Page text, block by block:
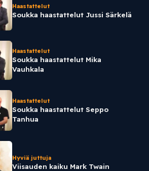
Haastattelut
Soukka haastattelut Jussi Särkelä
Haastattelut
Soukka haastattelut Mika
Vauhkala
Haastattelut
Soukka haastattelut Seppo
Tanhua
Hyviä juttuja
Viisauden kaiku Mark Twain